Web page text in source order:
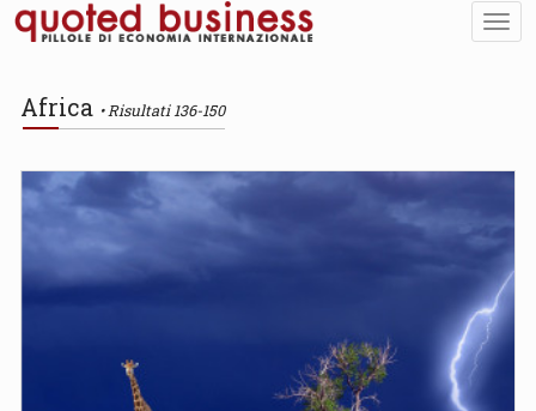
Africa Risultati 136-150